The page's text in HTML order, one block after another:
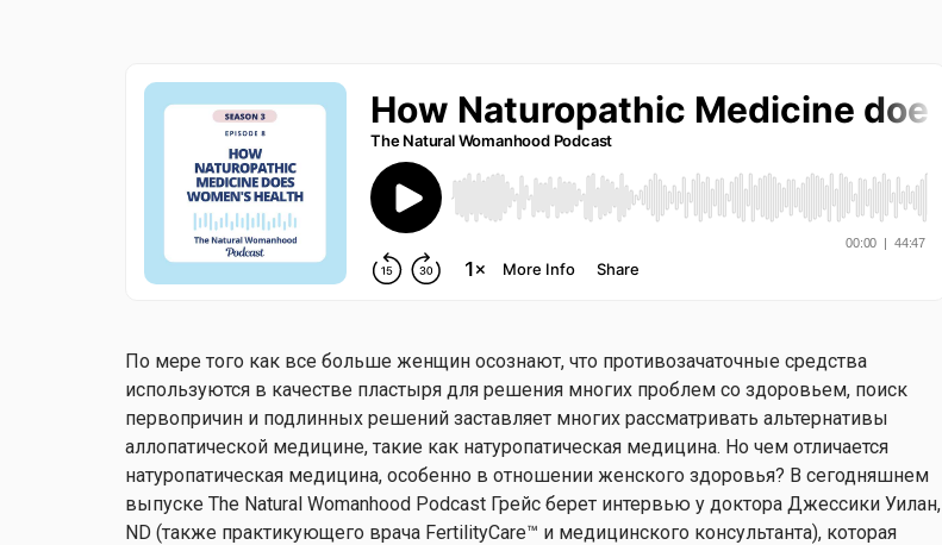
По мере того как все больше женщин осознают, что противозачаточные средства
используются в качестве пластыря для решения многих проблем со здоровьем, поиск
первопричин и подлинных решений заставляет многих рассматривать альтернативы
аллопатической медицине, такие как натуропатическая медицина. Но чем отличается
натуропатическая медицина, особенно в отношении женского здоровья? В сегодняшнем
выпуске The Natural Womanhood Podcast Грейс берет интервью у доктора Джессики Уилан,
ND (также практикующего врача FertilityCare™ и медицинского консультанта), которая